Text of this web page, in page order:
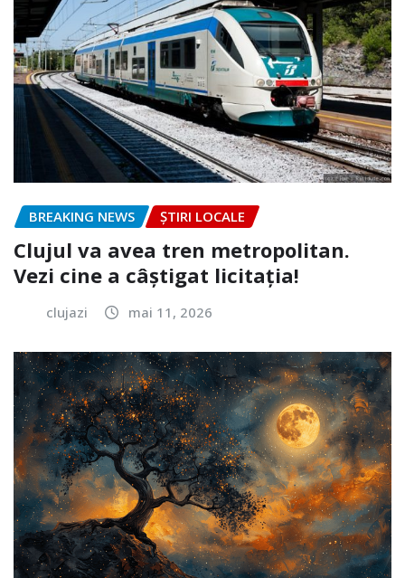
BREAKING NEWS ȘTIRI LOCALE
Clujul va avea tren metropolitan.
Vezi cine a câștigat licitația!
clujazi mai 11, 2026